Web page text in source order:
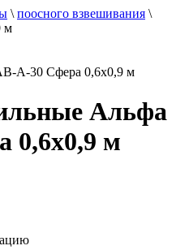
\ поосного взвешивания \
м
А-30 Сфера 0,6x0,9 м
Альфа
0,6x0,9 м